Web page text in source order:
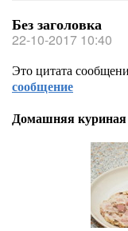
Без заголовка
22-10-2017 10:40
Это цитата
сообщение
Домашняя куриная